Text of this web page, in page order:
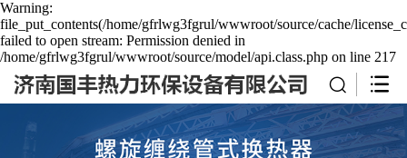
Warning:
file_put_contents(/home/gfrlwg3fgrul/wwwroot/source/cache/
failed to open stream: Permission denied in
/home/gfrlwg3fgrul/wwwroot/source/model/api.class.php on line 217